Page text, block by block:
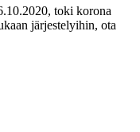
toki korona
järjestelyihin, ota